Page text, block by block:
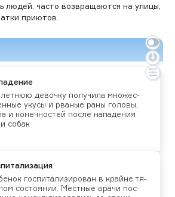
людей, часто возвращаются на улицы,
приютов.
де­воч­ку по­лучи­ла мно­жес­
уку­сы и рва­ные ра­ны го­ловы,
и ко­неч­ностей пос­ле на­паде­ния
со­бак
гос­пи­тали­зиро­ван в край­не тя­
сос­то­янии. Мес­тные вра­чи пос­